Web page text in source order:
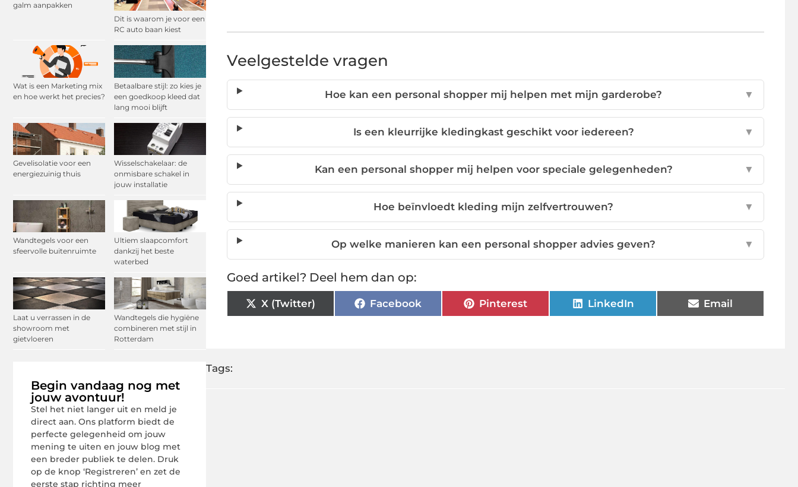
galm aanpakken
Dit is waarom je voor een
RC auto baan kiest
Wat is een Marketing mix
en hoe werkt het precies?
Betaalbare stijl: zo kies je
een goedkoop kleed dat
lang mooi blijft
Gevelisolatie voor een
energiezuinig thuis
Wisselschakelaar: de
onmisbare schakel in
jouw installatie
Wandtegels voor een
sfeervolle buitenruimte
Ultiem slaapcomfort
dankzij het beste
waterbed
Laat u verrassen in de
showroom met
gietvloeren
Wandtegels die hygiëne
combineren met stijl in
Rotterdam
Begin vandaag nog met
jouw avontuur!
Stel het niet langer uit en meld je
direct aan. Ons platform biedt de
perfecte gelegenheid om jouw
mening te uiten en jouw blog met
een breder publiek te delen. Druk
op de knop ‘Registreren’ en zet de
eerste stap richting meer
Veelgestelde vragen
Hoe kan een personal shopper mij helpen met mijn garderobe? ▼
Is een kleurrijke kledingkast geschikt voor iedereen? ▼
Kan een personal shopper mij helpen voor speciale gelegenheden? ▼
Hoe beïnvloedt kleding mijn zelfvertrouwen? ▼
Op welke manieren kan een personal shopper advies geven? ▼
Goed artikel? Deel hem dan op:
X (Twitter) Facebook Pinterest LinkedIn Email
Tags: